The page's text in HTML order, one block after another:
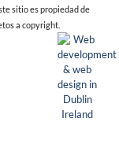
sitio es propiedad de
a copyright.